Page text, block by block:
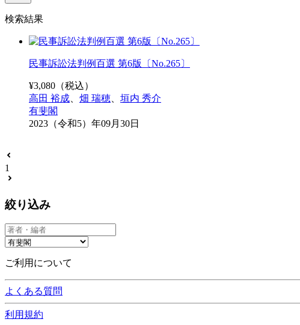
検索結果
民事訴訟法判例百選 第6版〔No.265〕
¥3,080 （税込）
高田 裕成
畑 瑞穂
垣内 秀介
有斐閣
2023（令和5）年09月30日
1
絞り込み
ご利用について
よくある質問
利用規約